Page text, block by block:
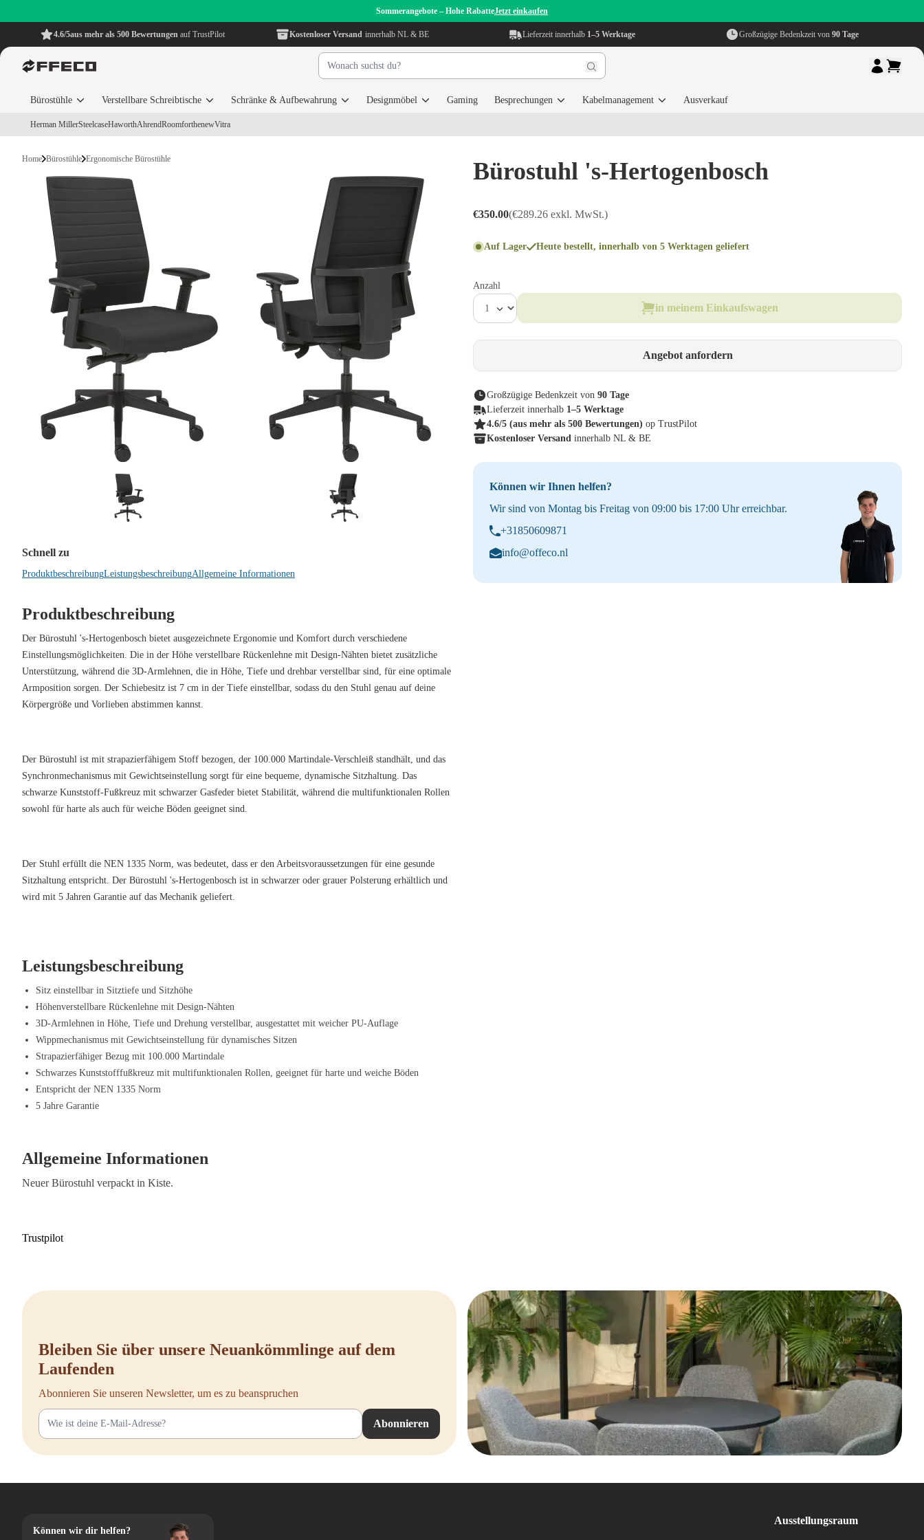
Sommerangebote – Hohe RabatteJetzt einkaufen
4.6/5aus mehr als 500 Bewertungenauf TrustPilot Kostenloser Versand innerhalb NL & BE Lieferzeit innerhalb 1–5 Werktage Großzügige Bedenkzeit von 90 Tage
Bürostühle Verstellbare Schreibtische Schränke & Aufbewahrung Designmöbel Gaming Besprechungen Kabelmanagement Ausverkauf
Herman MillerSteelcaseHaworthAhrendRoomforthenewVitra
Home Bürostühle Ergonomische Bürostühle Bürostuhl 's-Hertogenbosch
€350.00(€289.26 exkl. MwSt.)
Auf Lager Heute bestellt, innerhalb von 5 Werktagen geliefert
Anzahl
in meinem Einkaufswagen
Angebot anfordern
Großzügige Bedenkzeit von 90 Tage
Lieferzeit innerhalb 1–5 Werktage
4.6/5 (aus mehr als 500 Bewertungen) op TrustPilot
Kostenloser Versand innerhalb NL & BE
Können wir Ihnen helfen?
Wir sind von Montag bis Freitag von 09:00 bis 17:00 Uhr erreichbar.
+31850609871
info@offeco.nl
Schnell zu
ProduktbeschreibungLeistungsbeschreibungAllgemeine Informationen
Produktbeschreibung
Der Bürostuhl 's-Hertogenbosch bietet ausgezeichnete Ergonomie und Komfort durch verschiedene
Einstellungsmöglichkeiten. Die in der Höhe verstellbare Rückenlehne mit Design-Nähten bietet zusätzliche
Unterstützung, während die 3D-Armlehnen, die in Höhe, Tiefe und drehbar verstellbar sind, für eine optimale
Armposition sorgen. Der Schiebesitz ist 7 cm in der Tiefe einstellbar, sodass du den Stuhl genau auf deine
Körpergröße und Vorlieben abstimmen kannst.
Der Bürostuhl ist mit strapazierfähigem Stoff bezogen, der 100.000 Martindale-Verschleiß standhält, und das
Synchronmechanismus mit Gewichtseinstellung sorgt für eine bequeme, dynamische Sitzhaltung. Das
schwarze Kunststoff-Fußkreuz mit schwarzer Gasfeder bietet Stabilität, während die multifunktionalen Rollen
sowohl für harte als auch für weiche Böden geeignet sind.
Der Stuhl erfüllt die NEN 1335 Norm, was bedeutet, dass er den Arbeitsvoraussetzungen für eine gesunde
Sitzhaltung entspricht. Der Bürostuhl 's-Hertogenbosch ist in schwarzer oder grauer Polsterung erhältlich und
wird mit 5 Jahren Garantie auf das Mechanik geliefert.
Leistungsbeschreibung
Sitz einstellbar in Sitztiefe und Sitzhöhe
Höhenverstellbare Rückenlehne mit Design-Nähten
3D-Armlehnen in Höhe, Tiefe und Drehung verstellbar, ausgestattet mit weicher PU-Auflage
Wippmechanismus mit Gewichtseinstellung für dynamisches Sitzen
Strapazierfähiger Bezug mit 100.000 Martindale
Schwarzes Kunststofffußkreuz mit multifunktionalen Rollen, geeignet für harte und weiche Böden
Entspricht der NEN 1335 Norm
5 Jahre Garantie
Allgemeine Informationen
Neuer Bürostuhl verpackt in Kiste.
Trustpilot
Bleiben Sie über unsere Neuankömmlinge auf dem
Laufenden
Abonnieren Sie unseren Newsletter, um es zu beanspruchen
Abonnieren
Können wir dir helfen?
Ausstellungsraum